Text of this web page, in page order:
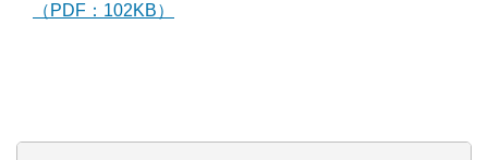
（PDF：102KB）